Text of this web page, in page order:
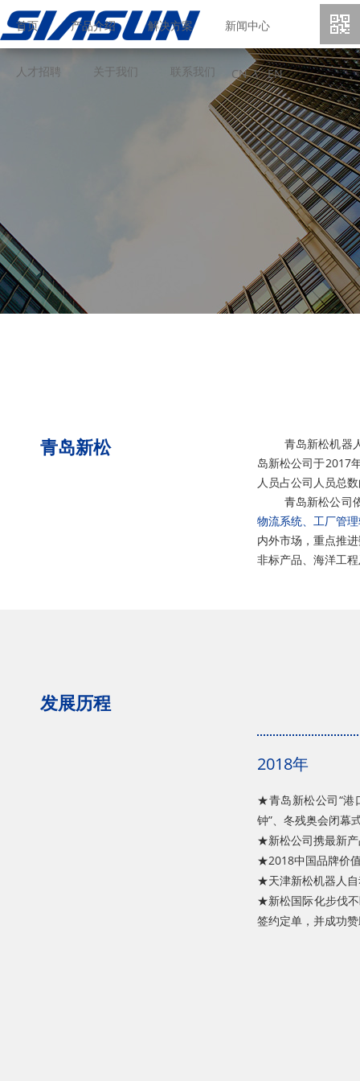
首页 产品介绍 解决方案 新闻中心
人才招聘 关于我们 联系我们 CN \ EN
青岛新松
青岛新松机器人
岛新松公司于2017
人员占公司人员总
青岛新松公司依
物流系统、工厂管
内外市场，重点推
非标产品、海洋工
发展历程
2018年
★青岛新松公司“港
钟”、冬残奥会闭幕
★新松公司携最新产
★2018中国品牌价
★天津新松机器人自
★新松国际化步伐
签约定单，并成功